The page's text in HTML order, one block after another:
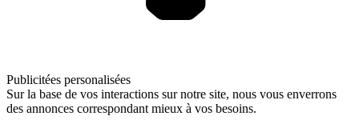
Publicitées personalisées
Sur la base de vos interactions sur notre site, nous vous enverrons
des annonces correspondant mieux à vos besoins.